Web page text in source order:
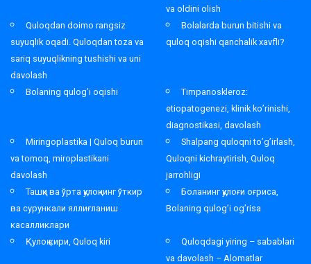
va oldini olish
Quloqdan doimo rangsiz
suyuqlik oqadi. Quloqdan toza va
sariq suyuqlikning tushishi va uni
davolash
Bolalarda burun bitishi va
quloq oqishi qanchalik xavfli?
Bolaning qulog’i oqishi
Timpanoskleroz:
etiopatogenezi, klinik ko’rinishi,
diagnostikasi, davolash
Miringoplastika | Quloq burun
va tomoq, miroplastikani
davolash
Shalpang quloqni to’g’irlash,
Quloqni kichraytirish, Quloq
jarrohligi
Ташқи ва ўрта қулоқнинг ўткир
ва сурункали яллиғланиш
касалликлари
Боланинг қулоғи оғриса,
Bolaning qulog’i og’risa
Қулоқ кири, Quloq kiri
Quloqdagi yiring – sabablari
va davolash – Alomatlar